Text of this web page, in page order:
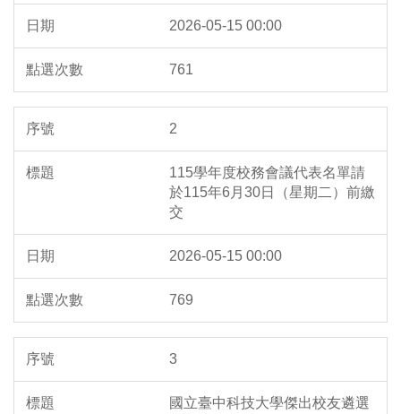
政風宣導及公職人員利益衝突迴避專區
2026-05-15 00:00
761
2
115學年度校務會議代表名單請
於115年6月30日（星期二）前繳
交
2026-05-15 00:00
769
3
國立臺中科技大學傑出校友遴選